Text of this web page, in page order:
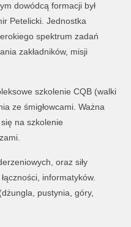
dowódcą formacji był
Petelicki. Jednostka
spektrum zadań
zakładników, misji
szkolenie CQB (walki
ze śmigłowcami. Ważna
na szkolenie
oraz siły
informatyków.
pustynia, góry,